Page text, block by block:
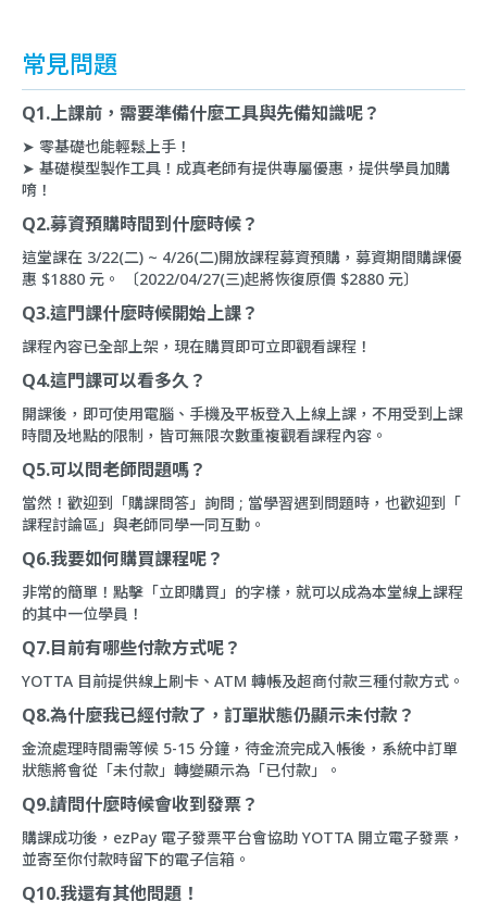
常見問題
Q1.上課前，需要準備什麼工具與先備知識呢？
➤ 零基礎也能輕鬆上手！
➤ 基礎模型製作工具！成真老師有提供專屬優惠，提供學員加購
唷！
Q2.募資預購時間到什麼時候？
這堂課在 3/22(二) ~ 4/26(二)開放課程募資預購，募資期間購課優
惠 $1880 元。 〔2022/04/27(三)起將恢復原價 $2880 元〕
Q3.這門課什麼時候開始上課？
課程內容已全部上架，現在購買即可立即觀看課程！
Q4.這門課可以看多久？
開課後，即可使用電腦、手機及平板登入上線上課，不用受到上課
時間及地點的限制，皆可無限次數重複觀看課程內容。
Q5.可以問老師問題嗎？
當然！歡迎到「購課問答」詢問 ; 當學習遇到問題時，也歡迎到「
課程討論區」與老師同學一同互動。
Q6.我要如何購買課程呢？
非常的簡單！點擊「立即購買」的字樣，就可以成為本堂線上課程
的其中一位學員！
Q7.目前有哪些付款方式呢？
YOTTA 目前提供線上刷卡、ATM 轉帳及超商付款三種付款方式。
Q8.為什麼我已經付款了，訂單狀態仍顯示未付款？
金流處理時間需等候 5-15 分鐘，待金流完成入帳後，系統中訂單
狀態將會從「未付款」轉變顯示為「已付款」。
Q9.請問什麼時候會收到發票？
購課成功後，ezPay 電子發票平台會協助 YOTTA 開立電子發票，
並寄至你付款時留下的電子信箱。
Q10.我還有其他問題！